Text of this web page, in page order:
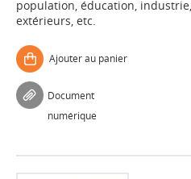
population, éducation,
extérieurs, etc.
Ajouter au panier
Document
numérique